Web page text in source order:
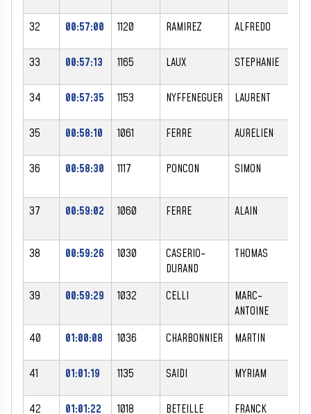
32 00:57:00 1120 RAMIREZ ALFREDO
33 00:57:13 1165 LAUX STEPHANIE
34 00:57:35 1153 NYFFENEGUER LAURENT
35 00:58:10 1061 FERRE AURELIEN
36 00:58:30 1117 PONCON SIMON
37 00:59:02 1060 FERRE ALAIN
38 00:59:26 1030
CASERIO-
DURAND
THOMAS
39 00:59:29 1032 CELLI
MARC-
ANTOINE
40 01:00:08 1036 CHARBONNIER MARTIN
41 01:01:19 1135 SAIDI MYRIAM
42 01:01:22 1018 BETEILLE FRANCK